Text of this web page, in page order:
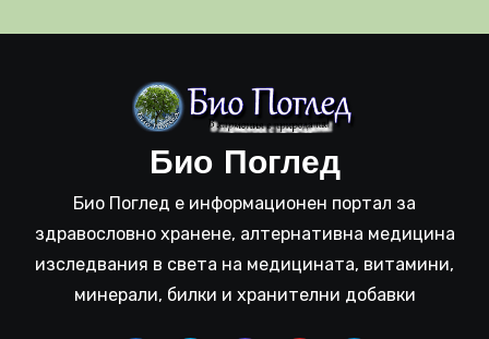
Био Поглед
Био Поглед е информационен портал за
здравословно хранене, алтернативна медицина
изследвания в света на медицината, витамини,
минерали, билки и хранителни добавки